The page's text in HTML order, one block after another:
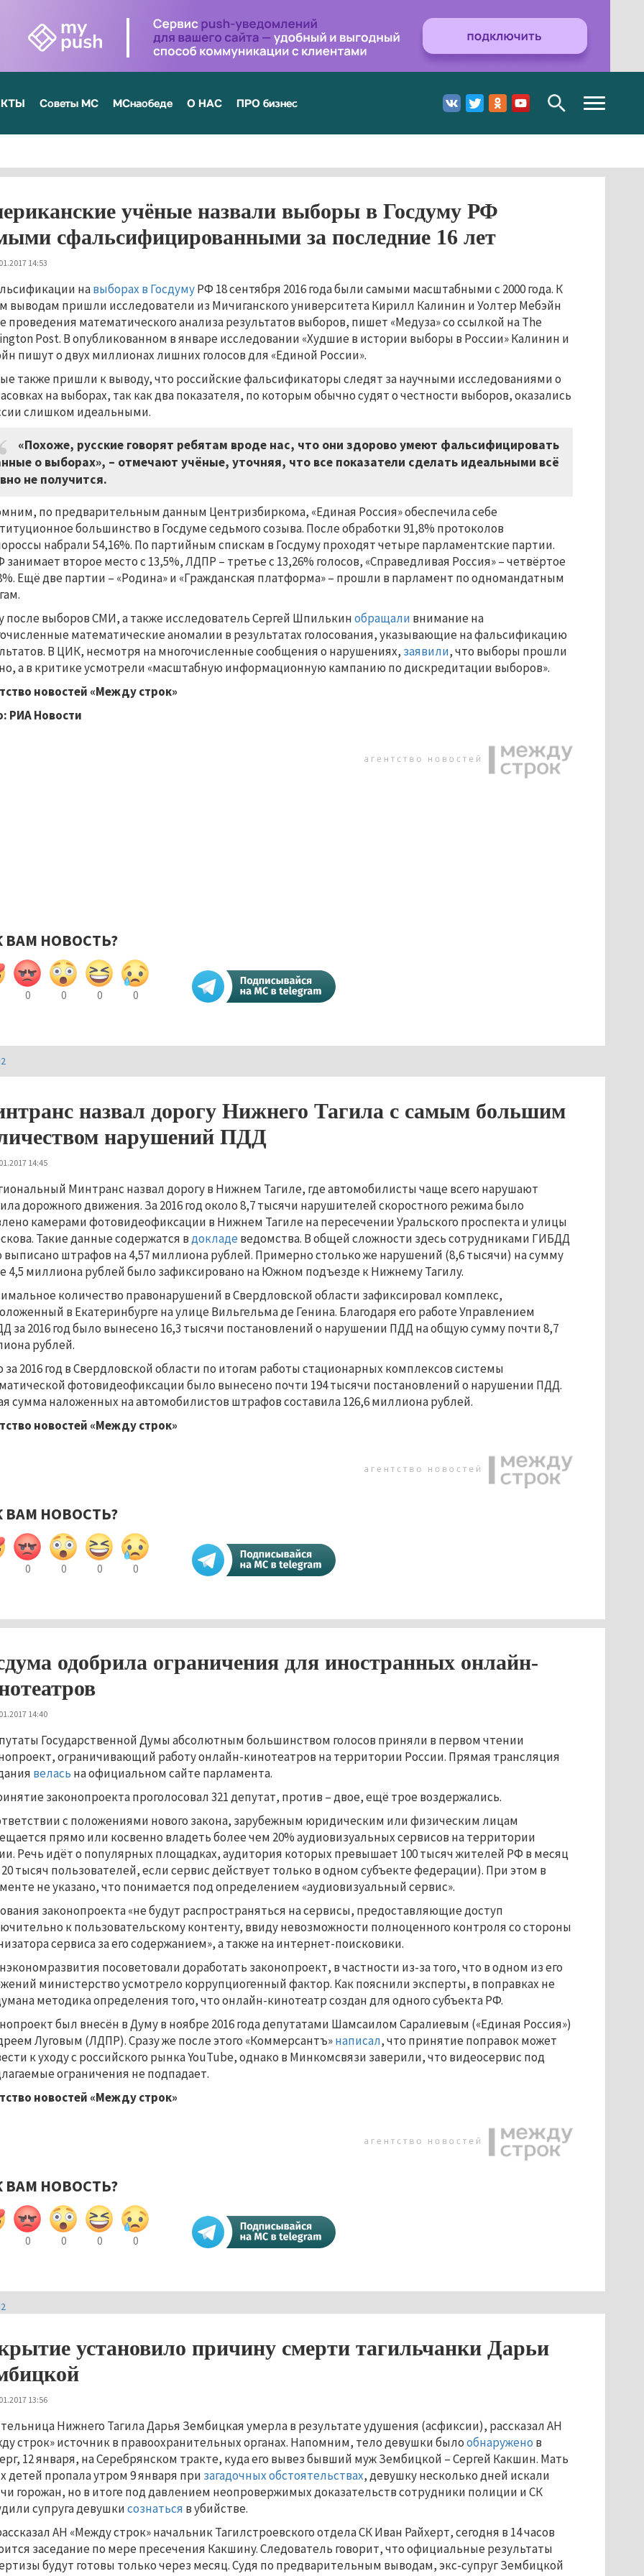
Советы МС МСнаобеде О НАС ПРО бизнес
Toggle
navigation
учёные назвали выборы в Госдуму РФ
сфальсифицированными за последние 16 лет
14:53
навыборах в ГосдумуРФ 18 сентября 2016 года были самыми масштабными с 2000 года. К
выводам пришли исследователи из Мичиганского университета Кирилл Калинин и Уолтер Мебэйн
проведения математического анализа результатов выборов, пишет «Медуза» со ссылкой на The
Post. В опубликованном в январе исследовании «Худшие в истории выборы в России» Калинин и
пишут о двух миллионах лишних голосов для «Единой России».
также пришли к выводу, что российские фальсификаторы следят за научными исследованиями о
на выборах, так как два показателя, по которым обычно судят о честности выборов, оказались
слишком идеальными.
«Похоже, русские говорят ребятам вроде нас, что они здорово умеют фальсифицировать
о выборах», – отмечают учёные, уточняя, что все показатели сделать идеальными всё
не получится.
по предварительным данным Центризбиркома, «Единая Россия» обеспечила себе
большинство в Госдуме седьмого созыва. После обработки 91,8% протоколов
набрали 54,16%. По партийным спискам в Госдуму проходят четыре парламентские партии.
второе место с 13,5%, ЛДПР – третье с 13,26% голосов, «Справедливая Россия» – четвёртое
Ещё две партии – «Родина» и «Гражданская платформа» – прошли в парламент по одномандатным
после выборов СМИ, а также исследователь Сергей Шпилькинобращали внимание на
математические аномалии в результатах голосования, указывающие на фальсификацию
В ЦИК, несмотря на многочисленные сообщения о нарушениях, заявили, что выборы прошли
а в критике усмотрели «масштабную информационную кампанию по дискредитации выборов».
новостей «Между строк»
РИА Новости
ВАМ НОВОСТЬ?
0 0 0 0
назвал дорогу Нижнего Тагила с самым большим
нарушений ПДД
14:45
Минтранс назвал дорогу в Нижнем Тагиле, где автомобилисты чаще всего нарушают
дорожного движения. За 2016 год около 8,7 тысячи нарушителей скоростного режима было
камерами фотовидеофиксации в Нижнем Тагиле на пересечении Уральского проспекта и улицы
Такие данные содержатся вдокладе ведомства. В общей сложности здесь сотрудниками ГИБДД
выписано штрафов на 4,57 миллиона рублей. Примерно столько же нарушений (8,6 тысячи) на сумму
4,5 миллиона рублей было зафиксировано на Южном подъезде к Нижнему Тагилу.
количество правонарушений в Свердловской области зафиксировал комплекс,
в Екатеринбурге на улице Вильгельма де Генина. Благодаря его работе Управлением
за 2016 год было вынесено 16,3 тысячи постановлений о нарушении ПДД на общую сумму почти 8,7
рублей.
за 2016 год в Свердловской области по итогам работы стационарных комплексов системы
фотовидеофиксации было вынесено почти 194 тысячи постановлений о нарушении ПДД.
сумма наложенных на автомобилистов штрафов составила 126,6 миллиона рублей.
новостей «Между строк»
ВАМ НОВОСТЬ?
0 0 0 0
одобрила ограничения для иностранных онлайн-
14:40
Государственной Думы абсолютным большинством голосов приняли в первом чтении
ограничивающий работу онлайн-кинотеатров на территории России. Прямая трансляция
велась на официальном сайте парламента.
законопроекта проголосовал 321 депутат, против – двое, ещё трое воздержались.
с положениями нового закона, зарубежным юридическим или физическим лицам
прямо или косвенно владеть более чем 20% аудиовизуальных сервисов на территории
Речь идёт о популярных площадках, аудитория которых превышает 100 тысяч жителей РФ в месяц
тысяч пользователей, если сервис действует только в одном субъекте федерации). При этом в
не указано, что понимается под определением «аудиовизуальный сервис».
законопроекта «не будут распространяться на сервисы, предоставляющие доступ
к пользовательскому контенту, ввиду невозможности полноценного контроля со стороны
сервиса за его содержанием», а также на интернет-поисковики.
посоветовали доработать законопроект, в частности из-за того, что в одном из его
министерство усмотрело коррупциогенный фактор. Как пояснили эксперты, в поправках не
методика определения того, что онлайн-кинотеатр создан для одного субъекта РФ.
был внесён в Думу в ноябре 2016 года депутатами Шамсаилом Саралиевым («Единая Россия»)
Луговым (ЛДПР). Сразу же после этого «Коммерсантъ»написал, что принятие поправок может
к уходу с российского рынка YouTube, однако в Минкомсвязи заверили, что видеосервис под
ограничения не подпадает.
новостей «Между строк»
ВАМ НОВОСТЬ?
0 0 0 0
установило причину смерти тагильчанки Дарьи
13:56
Нижнего Тагила Дарья Зембицкая умерла в результате удушения (асфиксии), рассказал АН
строк» источник в правоохранительных органах. Напомним, тело девушки былообнаружено в
12 января, на Серебрянском тракте, куда его вывез бывший муж Зембицкой – Сергей Какшин. Мать
детей пропала утром 9 января при загадочных обстоятельствах, девушку несколько дней искали
горожан, но в итоге под давлением неопровержимых доказательств сотрудники полиции и СК
супруга девушкисознаться в убийстве.
АН «Между строк» начальник Тагилстроевского отдела СК Иван Райхерт, сегодня в 14 часов
заседание по мере пресечения Какшину. Следователь говорит, что официальные результаты
будут готовы только через месяц. Судя по предварительным выводам, экс-супруг Зембицкой